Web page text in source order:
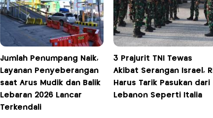
Jumlah Penumpang Naik,
Layanan Penyeberangan
saat Arus Mudik dan Balik
Lebaran 2026 Lancar
Terkendali
3 Prajurit TNI Tewas
Akibat Serangan Israel, RI
Harus Tarik Pasukan dari
Lebanon Seperti Italia